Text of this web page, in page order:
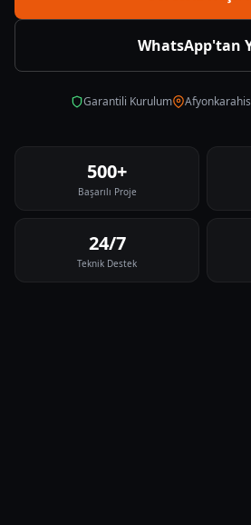
WhatsApp'tan
Garantili Kurulum
500+
Başarılı Proje
24/7
Teknik Destek